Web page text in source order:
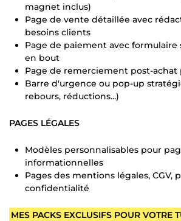
magnet inclus)
Page de vente détaillée avec
besoins clients
Page de paiement avec formulaire
en bout
Page de remerciement post-achat
Barre d'urgence ou pop-up
rebours, réductions...)
PAGES LÉGALES
Modèles personnalisables pour
informationnelles
Pages des mentions légales, CGV,
confidentialité
MES PACKS EXCLUSIFS POUR VOTRE